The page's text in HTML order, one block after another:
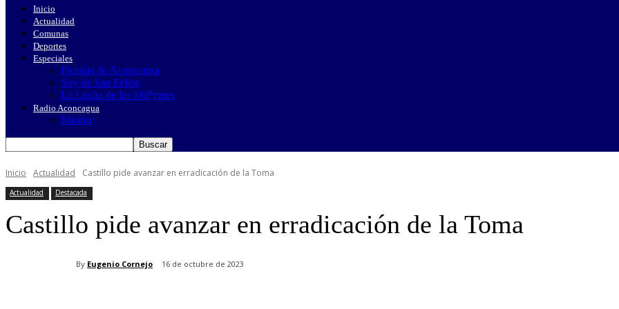
Inicio
Actualidad
Comunas
Deportes
Especiales
Picadas de Aconcagua
Soy de San Felipe
La Lucha de las MiPymes
Radio Aconcagua
Misión
Inicio Actualidad Castillo pide avanzar en erradicación de la Toma
Actualidad Destacada
Castillo pide avanzar en erradicación de la Toma
By Eugenio Cornejo 16 de octubre de 2023